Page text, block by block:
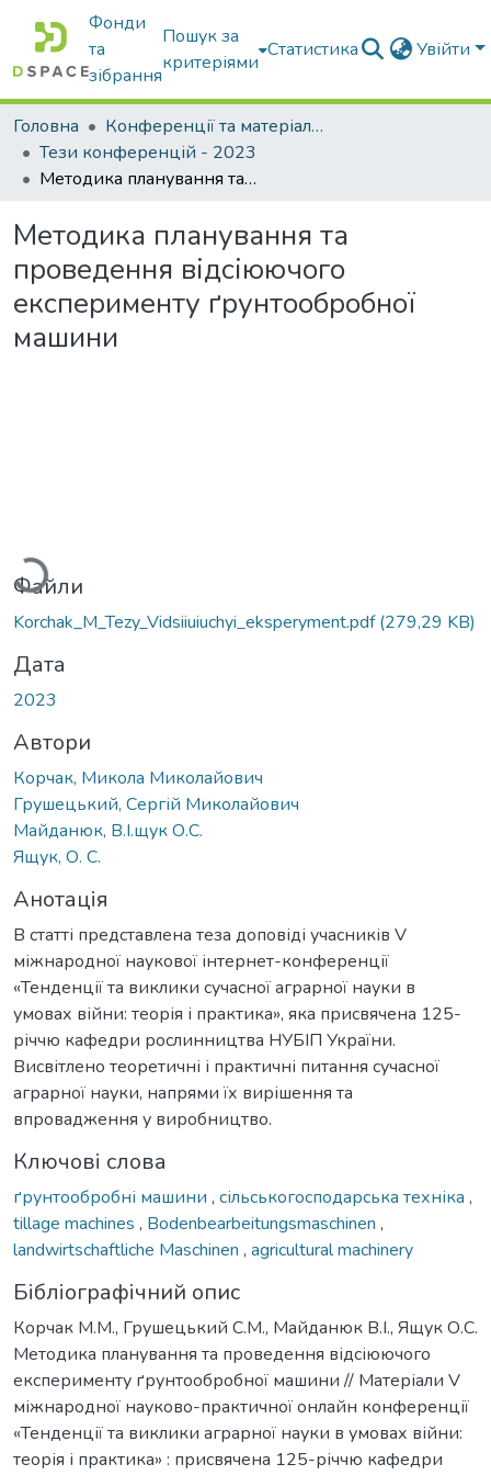
Фонди
та
зібрання
Пошук за
критеріями
Статистика Увійти
Головна
Конференції та матеріали конференцій
Тези конференцій - 2023
Методика планування та проведення відсіюючого експерименту ґрунтообробної машини
Методика планування та
проведення відсіюючого
експерименту ґрунтообробної
машини
Файли
Korchak_M_Tezy_Vidsiiuiuchyi_eksperyment.pdf(279,29 KB)
Дата
2023
Автори
Корчак, Микола Миколайович
Грушецький, Сергій Миколайович
Майданюк, В.І.щук О.С.
Ящук, О. С.
Анотація
В статті представлена теза доповіді учасників V
міжнародної наукової інтернет-конференції
«Тенденції та виклики сучасної аграрної науки в
умовах війни: теорія і практика», яка присвячена 125-
річчю кафедри рослинництва НУБІП України.
Висвітлено теоретичні і практичні питання сучасної
аграрної науки, напрями їх вирішення та
впровадження у виробництво.
Ключові слова
ґрунтообробні машини , сільськогосподарська техніка ,
tillage machines , Bodenbearbeitungsmaschinen ,
landwirtschaftliche Maschinen , agricultural machinery
Бібліографічний опис
Корчак М.М., Грушецький С.М., Майданюк В.І., Ящук О.С.
Методика планування та проведення відсіюючого
експерименту ґрунтообробної машини // Матеріали V
міжнародної науково-практичної онлайн конференції
«Тенденції та виклики аграрної науки в умовах війни:
теорія і практика» : присвячена 125-річчю кафедри